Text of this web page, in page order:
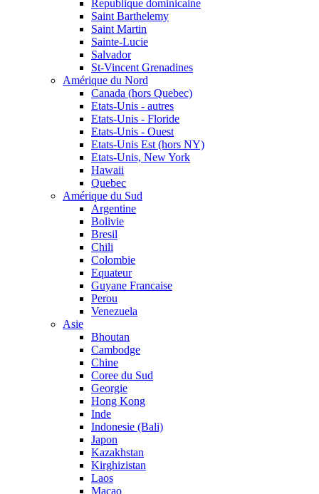
Republique dominicaine
Saint Barthelemy
Saint Martin
Sainte-Lucie
Salvador
St-Vincent Grenadines
Amérique du Nord
Canada (hors Quebec)
Etats-Unis - autres
Etats-Unis - Floride
Etats-Unis - Ouest
Etats-Unis Est (hors NY)
Etats-Unis, New York
Hawaii
Quebec
Amérique du Sud
Argentine
Bolivie
Bresil
Chili
Colombie
Equateur
Guyane Francaise
Perou
Venezuela
Asie
Bhoutan
Cambodge
Chine
Coree du Sud
Georgie
Hong Kong
Inde
Indonesie (Bali)
Japon
Kazakhstan
Kirghizistan
Laos
Macao